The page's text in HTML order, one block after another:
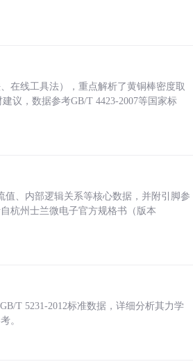
在线工具法），重点解析了黄铜棒密度取
议，数据参考GB/T 4423-2007等国家标
值、内部逻辑关系等核心数据，并附引脚参
杭州士兰微电子官方规格书（版本
T 5231-2012标准数据，详细分析其力学
。